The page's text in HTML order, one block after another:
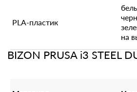
PLA-пластик
на
BIZON PRUSA i3 STEEL